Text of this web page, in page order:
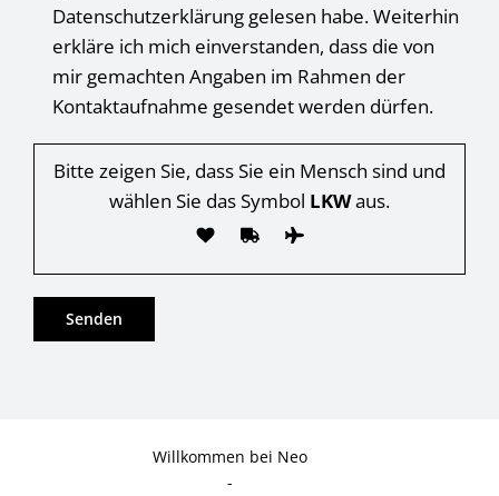
Datenschutzerklärung gelesen habe. Weiterhin
erkläre ich mich einverstanden, dass die von
mir gemachten Angaben im Rahmen der
Kontaktaufnahme gesendet werden dürfen.
Bitte zeigen Sie, dass Sie ein Mensch sind und
wählen Sie das Symbol LKWaus.
Willkommen bei Neo
-